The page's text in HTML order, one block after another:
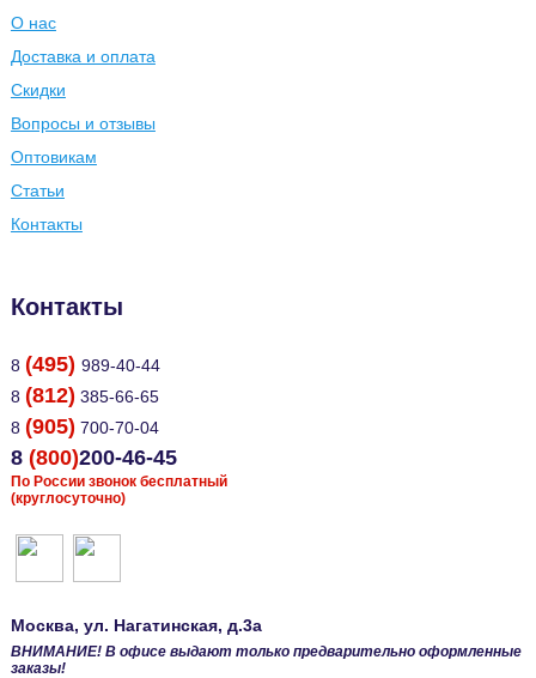
О нас
Доставка и оплата
Скидки
Вопросы и отзывы
Оптовикам
Статьи
Контакты
Контакты
8 (495) 989-40-44
8 (812) 385-66-65
8 (905) 700-70-04
8 (800)200-46-45
По России звонок бесплатный
(круглосуточно)
Москва, ул. Нагатинская, д.3а
ВНИМАНИЕ! В офисе выдают только предварительно оформленные
заказы!